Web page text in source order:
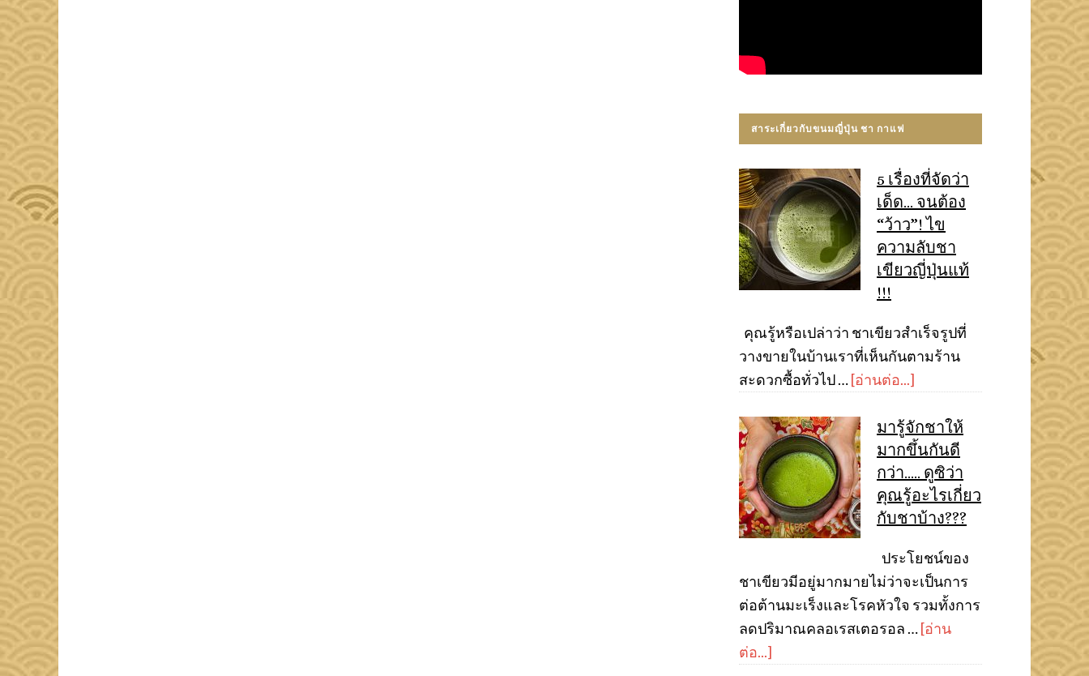
สาระเกี่ยวกับขนมญี่ปุ่น ชา กาแฟ
5 เรื่องที่จัดว่า
เด็ด… จนต้อง
“ว้าว”! ไข
ความลับชา
เขียวญี่ปุ่นแท้
!!!
คุณรู้หรือเปล่าว่า ชาเขียวสำเร็จรูปที่
วางขายในบ้านเราที่เห็นกันตามร้าน
สะดวกซื้อทั่วไป …[อ่านต่อ...]
มารู้จักชาให้
มากขึ้นกันดี
กว่า….. ดูซิว่า
คุณรู้อะไรเกี่ยว
กับชาบ้าง???
ประโยชน์ของ
ชาเขียวมีอยู่มากมายไม่ว่าจะเป็นการ
ต่อต้านมะเร็งและโรคหัวใจ รวมทั้งการ
ลดปริมาณคลอเรสเตอรอล …[อ่าน
ต่อ...]